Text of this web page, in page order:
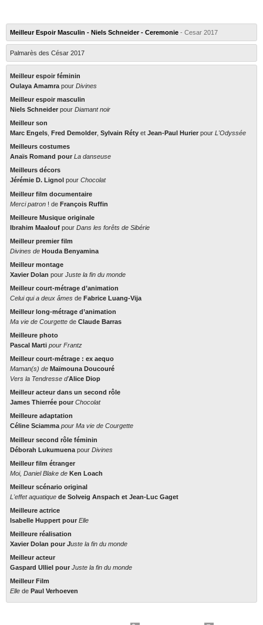
Meilleur Espoir Masculin - Niels Schneider - Ceremonie - Cesar 2017
Palmarès des César 2017
Meilleur espoir féminin
Oulaya Amamra pourDivines
Meilleur espoir masculin
Niels Schneider pourDiamant noir
Meilleur son
Marc Engels ,Fred Demolder ,Sylvain Réty et Jean-Paul HurierpourL'Odyssée
Meilleurs costumes
Anaïs Romandpour La danseuse
Meilleurs décors
Jérémie D. Lignolpour Chocolat
Meilleur film documentaire
Merci patron ! deFrançois Ruffin
Meilleure Musique originale
Ibrahim Maaloufpour Dans les forêts de Sibérie
Meilleur premier film
DivinesdeHouda Benyamina
Meilleur montage
Xavier Dolan pourJuste la fin du monde
Meilleur court-métrage d’animation
Celui qui a deux âmesdeFabrice Luang-Vija
Meilleur long-métrage d’animation
Ma vie de Courgettede Claude Barras
Meilleure photo
Pascal Marti pourFrantz
Meilleur court-métrage : ex aequo
Maman(s)de Maïmouna Doucouré
Vers la Tendressed'Alice Diop
Meilleur acteur dans un second rôle
James Thierrée pourChocolat
Meilleure adaptation
Céline SciammapourMa vie de Courgette
Meilleur second rôle féminin
Déborah LukumuenapourDivines
Meilleur film étranger
Moi, Daniel BlakedeKen Loach
Meilleur scénario original
L'effet aquatiquedeSolveig Anspach etJean-Luc Gaget
Meilleure actrice
Isabelle Huppertpour Elle
Meilleure réalisation
Xavier DolanpourJuste la fin du monde
Meilleur acteur
Gaspard UllielpourJuste la fin du monde
Meilleur Film
Ellede Paul Verhoeven